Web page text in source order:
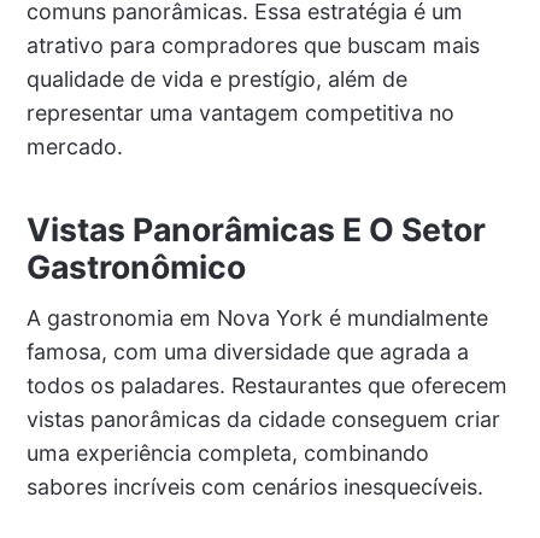
comuns panorâmicas. Essa estratégia é um
atrativo para compradores que buscam mais
qualidade de vida e prestígio, além de
representar uma vantagem competitiva no
mercado.
Vistas Panorâmicas E O Setor
Gastronômico
A gastronomia em Nova York é mundialmente
famosa, com uma diversidade que agrada a
todos os paladares. Restaurantes que oferecem
vistas panorâmicas da cidade conseguem criar
uma experiência completa, combinando
sabores incríveis com cenários inesquecíveis.